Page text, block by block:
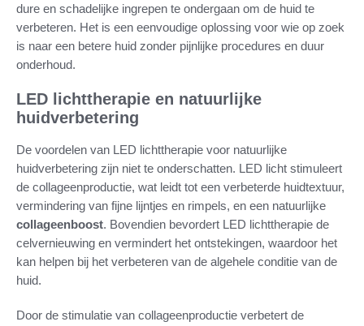
dure en schadelijke ingrepen te ondergaan om de huid te
verbeteren. Het is een eenvoudige oplossing voor wie op zoek
is naar een betere huid zonder pijnlijke procedures en duur
onderhoud.
LED lichttherapie en natuurlijke
huidverbetering
De voordelen van LED lichttherapie voor natuurlijke
huidverbetering zijn niet te onderschatten. LED licht stimuleert
de collageenproductie, wat leidt tot een verbeterde huidtextuur,
vermindering van fijne lijntjes en rimpels, en een natuurlijke
collageenboost. Bovendien bevordert LED lichttherapie de
celvernieuwing en vermindert het ontstekingen, waardoor het
kan helpen bij het verbeteren van de algehele conditie van de
huid.
Door de stimulatie van collageenproductie verbetert de